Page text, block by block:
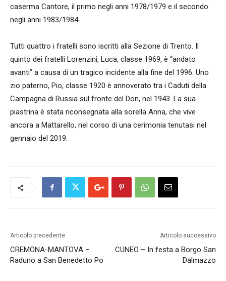
caserma Cantore, il primo negli anni 1978/1979 e il secondo
negli anni 1983/1984.
Tutti quattro i fratelli sono iscritti alla Sezione di Trento. Il
quinto dei fratelli Lorenzini, Luca, classe 1969, è “andato
avanti” a causa di un tragico incidente alla fine del 1996. Uno
zio paterno, Pio, classe 1920 è annoverato tra i Caduti della
Campagna di Russia sul fronte del Don, nel 1943. La sua
piastrina è stata riconsegnata alla sorella Anna, che vive
ancora a Mattarello, nel corso di una cerimonia tenutasi nel
gennaio del 2019.
Articolo precedente
CREMONA-MANTOVA –
Raduno a San Benedetto Po
Articolo successivo
CUNEO – In festa a Borgo San
Dalmazzo